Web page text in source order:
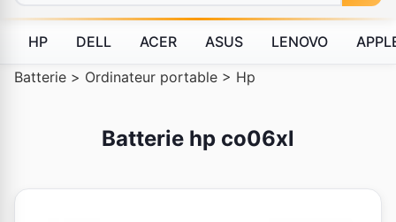
HP DELL ACER ASUS LENOVO
Batterie > Ordinateur portable > Hp
Batterie hp co06xl